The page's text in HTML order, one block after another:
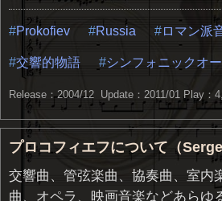
Prokofiev Russia ロマン派
交響的物語 シンフォニックオ
Release：2004/12 Update：2011/01 Play：
プロコフィエフについて（
交響曲、管弦楽曲、協奏曲、室内
曲、オペラ、映画音楽などあらゆ